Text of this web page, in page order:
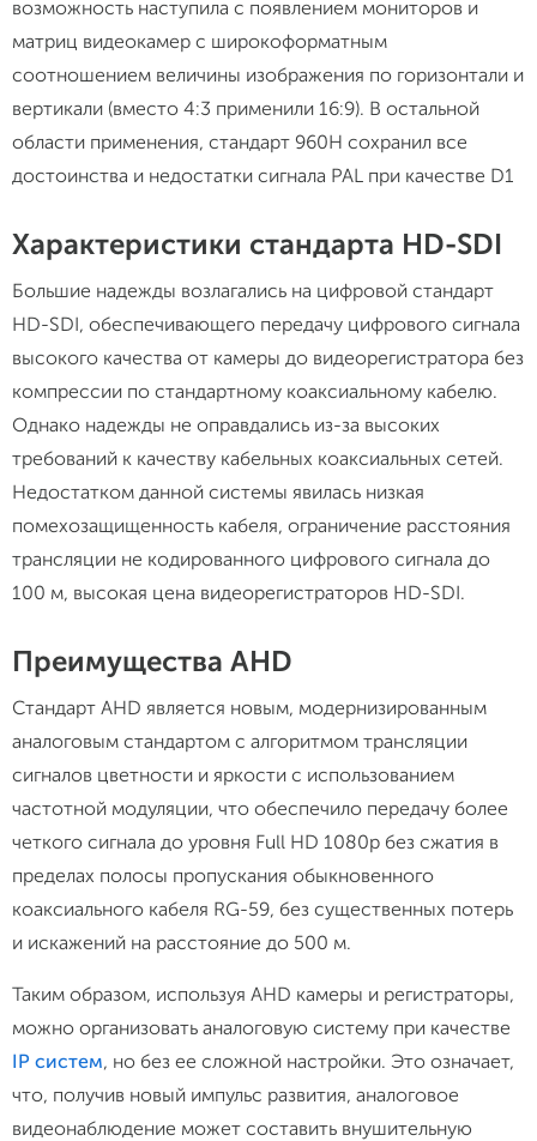
возможность наступила с появлением мониторов и
матриц видеокамер с широкоформатным
соотношением величины изображения по горизонтали и
вертикали (вместо 4:3 применили 16:9). В остальной
области применения, стандарт 960H сохранил все
достоинства и недостатки сигнала PAL при качестве D1
Характеристики стандарта HD-SDI
Большие надежды возлагались на цифровой стандарт
HD-SDI, обеспечивающего передачу цифрового сигнала
высокого качества от камеры до видеорегистратора без
компрессии по стандартному коаксиальному кабелю.
Однако надежды не оправдались из-за высоких
требований к качеству кабельных коаксиальных сетей.
Недостатком данной системы явилась низкая
помехозащищенность кабеля, ограничение расстояния
трансляции не кодированного цифрового сигнала до
100 м, высокая цена видеорегистраторов HD-SDI.
Преимущества AHD
Стандарт AHD является новым, модернизированным
аналоговым стандартом с алгоритмом трансляции
сигналов цветности и яркости с использованием
частотной модуляции, что обеспечило передачу более
четкого сигнала до уровня Full HD 1080p без сжатия в
пределах полосы пропускания обыкновенного
коаксиального кабеля RG-59, без существенных потерь
и искажений на расстояние до 500 м.
Таким образом, используя AHD камеры и регистраторы,
можно организовать аналоговую систему при качестве
IP систем, но без ее сложной настройки. Это означает,
что, получив новый импульс развития, аналоговое
видеонаблюдение может составить внушительную